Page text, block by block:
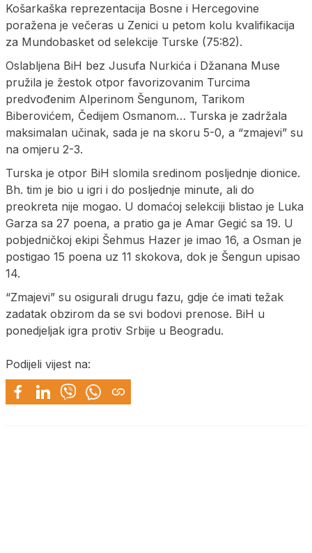
Košarkaška reprezentacija Bosne i Hercegovine
poražena je večeras u Zenici u petom kolu kvalifikacija
za Mundobasket od selekcije Turske (75:82).
Oslabljena BiH bez Jusufa Nurkića i Džanana Muse
pružila je žestok otpor favorizovanim Turcima
predvođenim Alperinom Šengunom, Tarikom
Biberovićem, Čedijem Osmanom… Turska je zadržala
maksimalan učinak, sada je na skoru 5-0, a “zmajevi” su
na omjeru 2-3.
Turska je otpor BiH slomila sredinom posljednje dionice.
Bh. tim je bio u igri i do posljednje minute, ali do
preokreta nije mogao. U domaćoj selekciji blistao je Luka
Garza sa 27 poena, a pratio ga je Amar Gegić sa 19. U
pobjedničkoj ekipi Šehmus Hazer je imao 16, a Osman je
postigao 15 poena uz 11 skokova, dok je Šengun upisao
14.
“Zmajevi” su osigurali drugu fazu, gdje će imati težak
zadatak obzirom da se svi bodovi prenose. BiH u
ponedjeljak igra protiv Srbije u Beogradu.
Podijeli vijest na: